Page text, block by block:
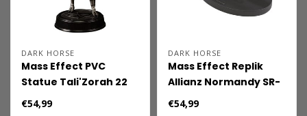
DARK HORSE
Mass Effect PVC
Statue Tali'Zorah 22
cm
€54,99
DARK HORSE
Mass Effect Replik
Allianz Normandy SR-
2 16 cm
€54,99